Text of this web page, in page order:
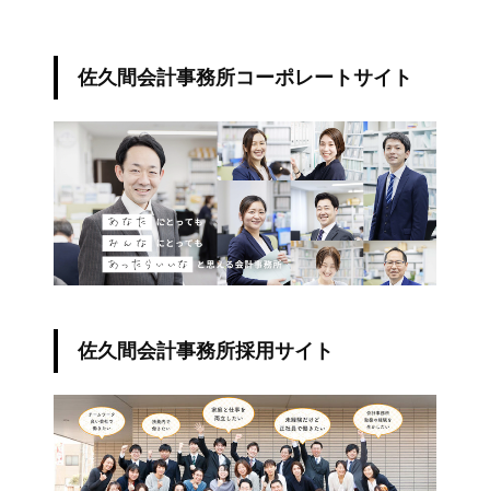
佐久間会計事務所コーポレートサイト
佐久間会計事務所採用サイト